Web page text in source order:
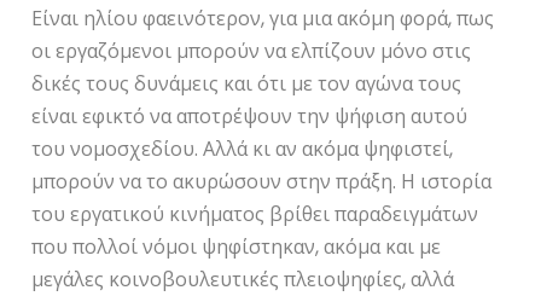
Είναι ηλίου φαεινότερον, για μια ακόμη φορά, πως
οι εργαζόμενοι μπορούν να ελπίζουν μόνο στις
δικές τους δυνάμεις και ότι με τον αγώνα τους
είναι εφικτό να αποτρέψουν την ψήφιση αυτού
του νομοσχεδίου. Αλλά κι αν ακόμα ψηφιστεί,
μπορούν να το ακυρώσουν στην πράξη. Η ιστορία
του εργατικού κινήματος βρίθει παραδειγμάτων
που πολλοί νόμοι ψηφίστηκαν, ακόμα και με
μεγάλες κοινοβουλευτικές πλειοψηφίες, αλλά